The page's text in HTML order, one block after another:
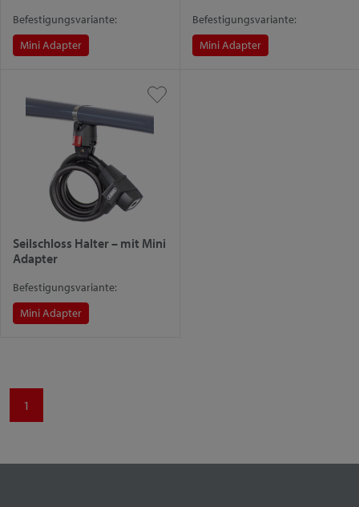
Befestigungsvariante:
Mini Adapter
Befestigungsvariante:
Mini Adapter
Seilschloss Halter – mit Mini
Adapter
Befestigungsvariante:
Mini Adapter
1